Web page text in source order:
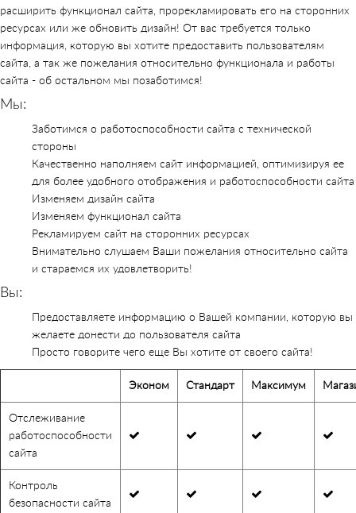
расширить функционал сайта, прорекламировать его на сторонних
ресурсах или же обновить дизайн! От вас требуется только
информация, которую вы хотите предоставить пользователям
сайта, а так же пожелания относительно функционала и работы
сайта - об остальном мы позаботимся!
Мы:
Заботимся о работоспособности сайта с технической
стороны
Качественно наполняем сайт информацией, оптимизируя ее
для более удобного отображения и работоспособности сайта
Изменяем дизайн сайта
Изменяем функционал сайта
Рекламируем сайт на сторонних ресурсах
Внимательно слушаем Ваши пожелания относительно сайта
и стараемся их удовлетворить!
Вы:
Предоставляете информацию о Вашей компании, которую вы
желаете донести до пользователя сайта
Просто говорите чего еще Вы хотите от своего сайта!
Эконом Стандарт Максимум
Отслеживание
работоспособности
сайта
Контроль
безопасности сайта